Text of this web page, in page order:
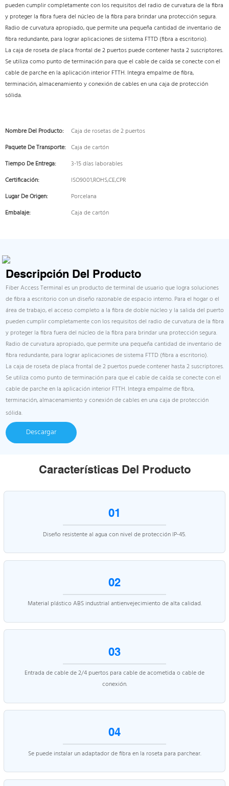
pueden cumplir completamente con los requisitos del radio de curvatura de la fibra
y proteger la fibra fuera del núcleo de la fibra para brindar una protección segura.
Radio de curvatura apropiado, que permite una pequeña cantidad de inventario de
fibra redundante, para lograr aplicaciones de sistema FTTD (fibra a escritorio).
La caja de roseta de placa frontal de 2 puertos puede contener hasta 2 suscriptores.
Se utiliza como punto de terminación para que el cable de caída se conecte con el
cable de parche en la aplicación interior FTTH. Integra empalme de fibra,
terminación, almacenamiento y conexión de cables en una caja de protección
sólida.
Nombre Del Producto:
Caja de rosetas de 2 puertos
Paquete De Transporte: Caja de cartón
Tiempo De Entrega:
3-15 días laborables
Certificación:
ISO9001,ROHS,CE,CPR
Lugar De Origen:
Porcelana
Embalaje:
Caja de cartón
Descripción Del Producto
Fiber Access Terminal es un producto de terminal de usuario que logra soluciones
de fibra a escritorio con un diseño razonable de espacio interno. Para el hogar o el
área de trabajo, el acceso completo a la fibra de doble núcleo y la salida del puerto
pueden cumplir completamente con los requisitos del radio de curvatura de la fibra
y proteger la fibra fuera del núcleo de la fibra para brindar una protección segura.
Radio de curvatura apropiado, que permite una pequeña cantidad de inventario de
fibra redundante, para lograr aplicaciones de sistema FTTD (fibra a escritorio).
La caja de roseta de placa frontal de 2 puertos puede contener hasta 2 suscriptores.
Se utiliza como punto de terminación para que el cable de caída se conecte con el
cable de parche en la aplicación interior FTTH. Integra empalme de fibra,
terminación, almacenamiento y conexión de cables en una caja de protección
sólida.
Descargar
Características Del Producto
01
Diseño resistente al agua con nivel de protección IP-45.
02
Material plástico ABS industrial antienvejecimiento de alta calidad.
03
Entrada de cable de 2/4 puertos para cable de acometida o cable de
conexión.
04
Se puede instalar un adaptador de fibra en la roseta para parchear.